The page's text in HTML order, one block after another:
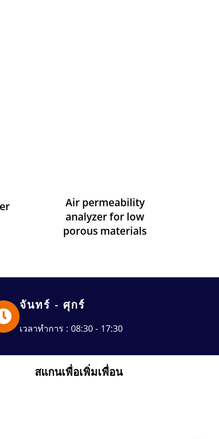
Air permeability
analyzer for low
porous materials
จันทร์ - ศุกร์
เวลาทำการ : 08:30 - 17:30
สแกนเพื่อเพิ่มเพื่อน